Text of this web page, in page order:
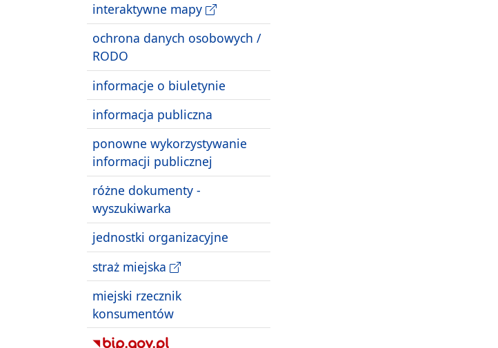
interaktywne mapy
ochrona danych osobowych /
RODO
informacje o biuletynie
informacja publiczna
ponowne wykorzystywanie
informacji publicznej
różne dokumenty -
wyszukiwarka
jednostki organizacyjne
straż miejska
miejski rzecznik
konsumentów